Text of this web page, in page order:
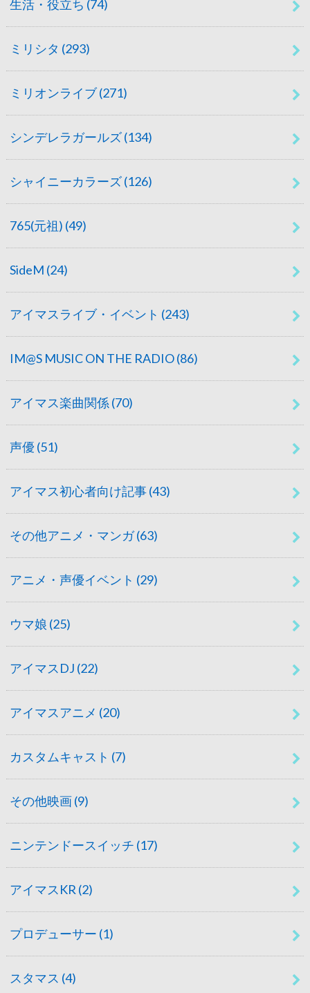
生活・役立ち (74)
ミリシタ (293)
ミリオンライブ(271)
シンデレラガールズ(134)
シャイニーカラーズ(126)
765(元祖) (49)
SideM (24)
アイマスライブ・イベント (243)
IM@S MUSIC ON THE RADIO(86)
アイマス楽曲関係 (70)
声優 (51)
アイマス初心者向け記事(43)
その他アニメ・マンガ(63)
アニメ・声優イベント (29)
ウマ娘 (25)
アイマスDJ (22)
アイマスアニメ (20)
カスタムキャスト (7)
その他映画(9)
ニンテンドースイッチ (17)
アイマスKR (2)
プロデューサー (1)
スタマス (4)